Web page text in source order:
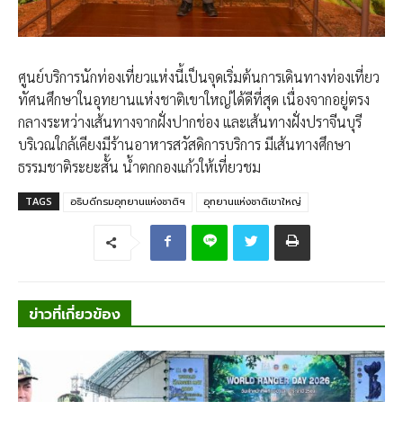
ศูนย์บริการนักท่องเที่ยวแห่งนี้เป็นจุดเริ่มต้นการเดินทางท่องเที่ยว
ทัศนศึกษาในอุทยานแห่งชาติเขาใหญ่ได้ดีที่สุด เนื่องจากอยู่ตรง
กลางระหว่างเส้นทางจากฝั่งปากช่อง และเส้นทางฝั่งปราจีนบุรี
บริเวณใกล้เคียงมีร้านอาหารสวัสดิการบริการ มีเส้นทางศึกษา
ธรรมชาติระยะสั้น น้ำตกกองแก้วให้เที่ยวชม
TAGS อธิบดีกรมอุทยานแห่งชาติฯ อุทยานแห่งชาติเขาใหญ่
ข่าวที่เกี่ยวข้อง